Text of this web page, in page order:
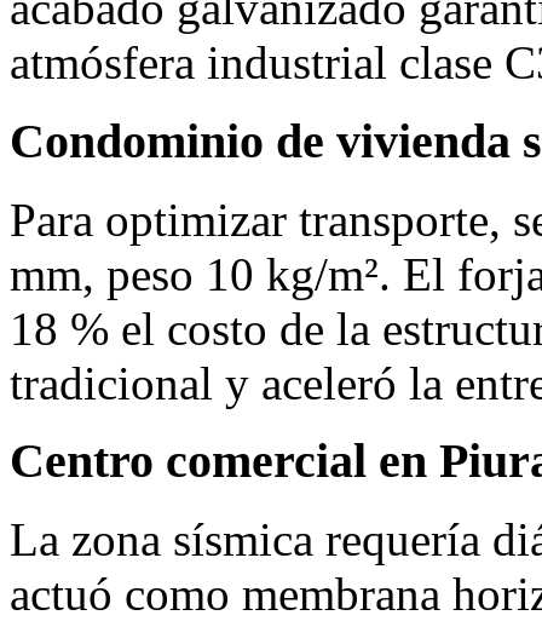
atmósfera industrial clase
Condominio de vivienda
Para optimizar transporte,
mm, peso 10 kg/m². El
18 % el costo de la
tradicional y aceleró la
Centro comercial en
La zona sísmica requería
actuó como membrana